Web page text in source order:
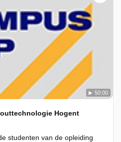
50:00
Hogent
studenten van de opleiding